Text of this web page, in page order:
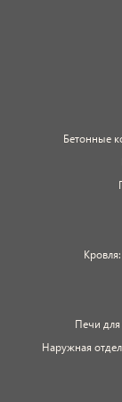
Бетонные
Печи
Наружная